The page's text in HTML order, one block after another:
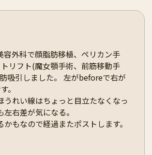
容外科で顔脂肪移植、ペリカン手
リフト(魔女顎手術、前筋移動手
吸引しました。 左がbeforeで右が
。
うれい線はちょっと目立たなくなっ
左右差が気になる。
かもなので経過またポストします。